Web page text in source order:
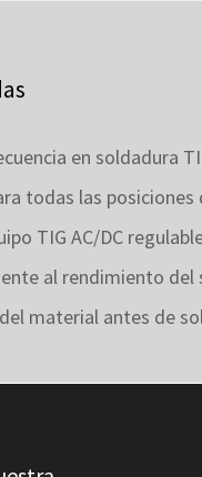
en soldadura
todas las posiciones
TIG AC/DC
al rendimiento del
material antes de